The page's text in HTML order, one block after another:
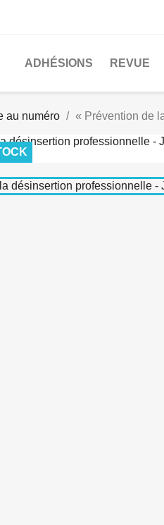
ADHÉSIONS REVUE
au numéro « Prévention de